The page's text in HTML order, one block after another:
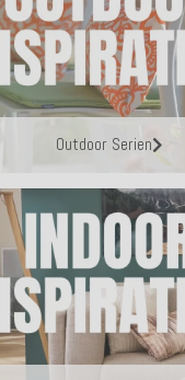
Outdoor Serien